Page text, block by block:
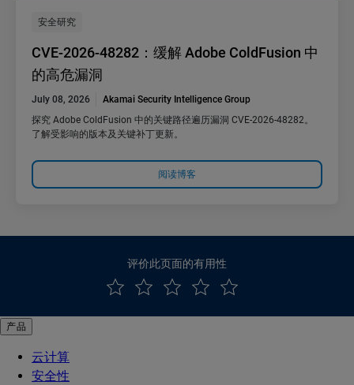
安全研究
CVE-2026-48282：缓解 Adobe ColdFusion 中
的高危漏洞
July 08, 2026
Akamai Security Intelligence Group
探究 Adobe ColdFusion 中的关键路径遍历漏洞 CVE-2026-48282。
了解受影响的版本及关键补丁更新。
阅读博客
评价此页面的有用性
产品
云计算
安全性